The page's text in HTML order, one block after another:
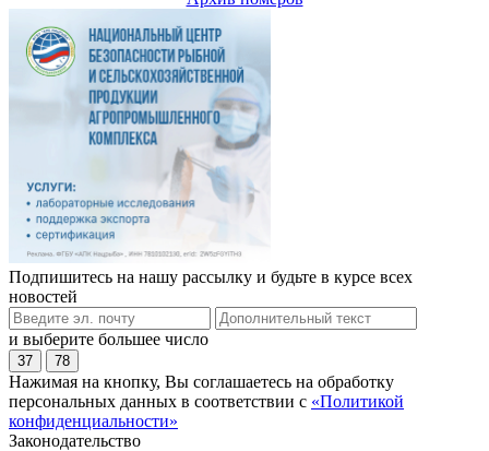
Подпишитесь на нашу рассылку и будьте в курсе всех
новостей
и выберите большее число
37 78
Нажимая на кнопку, Вы соглашаетесь на обработку
персональных данных в соответствии с «Политикой
конфиденциальности»
Законодательство